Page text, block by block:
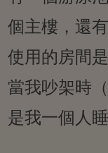
個主樓，還
使用的房間
當我吵架時
是我一個人睡